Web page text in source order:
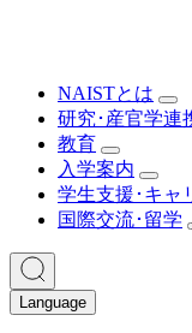
NAISTとは
研究･産官学連
教育
入学案内
学生支援･キャ
国際交流･留学
Language